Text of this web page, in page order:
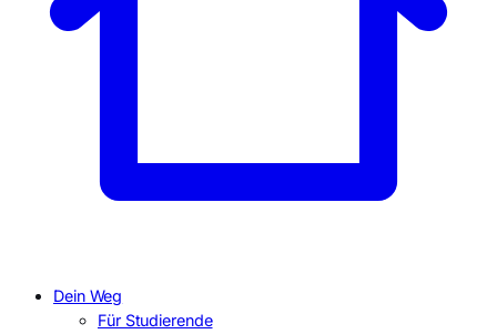
Dein Weg
Für Studierende